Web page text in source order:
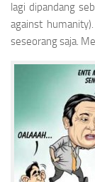
lagi dipandang
against humanity).
seseorang saja.